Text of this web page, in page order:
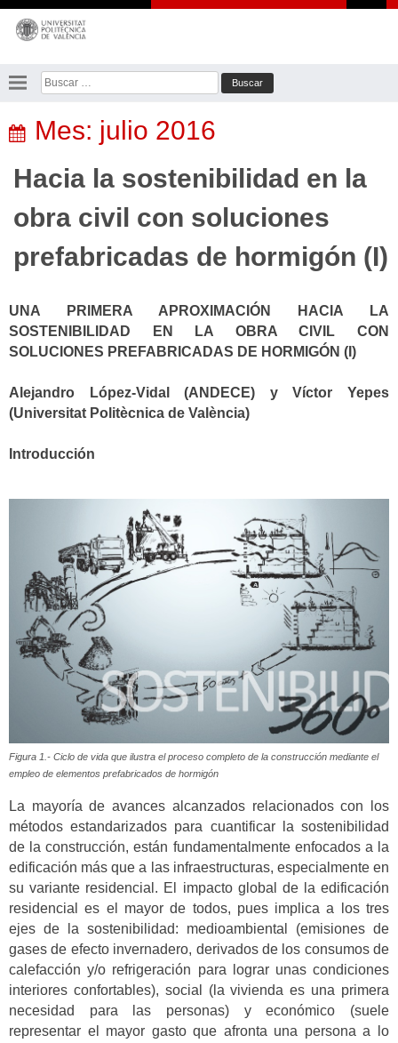
Saltar
contenido
Buscar:
Mes: julio 2016
Hacia la sostenibilidad en la
obra civil con soluciones
prefabricadas de hormigón (I)
UNA PRIMERA APROXIMACIÓN HACIA LA
SOSTENIBILIDAD EN LA OBRA CIVIL CON
SOLUCIONES PREFABRICADAS DE HORMIGÓN (I)
Alejandro López-Vidal (ANDECE) y Víctor Yepes
(Universitat Politècnica de València)
Introducción
Figura 1.- Ciclo de vida que ilustra el proceso completo de la construcción mediante el
empleo de elementos prefabricados de hormigón
La mayoría de avances alcanzados relacionados con los
métodos estandarizados para cuantificar la sostenibilidad
de la construcción, están fundamentalmente enfocados a la
edificación más que a las infraestructuras, especialmente en
su variante residencial. El impacto global de la edificación
residencial es el mayor de todos, pues implica a los tres
ejes de la sostenibilidad: medioambiental (emisiones de
gases de efecto invernadero, derivados de los consumos de
calefacción y/o refrigeración para lograr unas condiciones
interiores confortables), social (la vivienda es una primera
necesidad para las personas) y económico (suele
representar el mayor gasto que afronta una persona a lo